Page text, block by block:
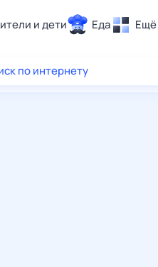
и дети Еда Ещё
Здоровье
по интернету